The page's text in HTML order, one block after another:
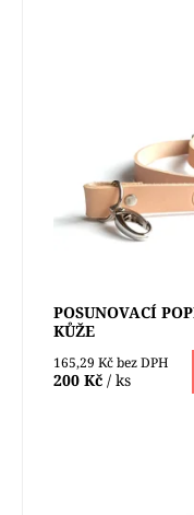
kabelky, s
logem
20 mm a délka
maximálním
Dostupnost:
Značka:
POSUNOVACÍ
KŮŽE
165,29 Kč bez DPH
200 Kč / ks